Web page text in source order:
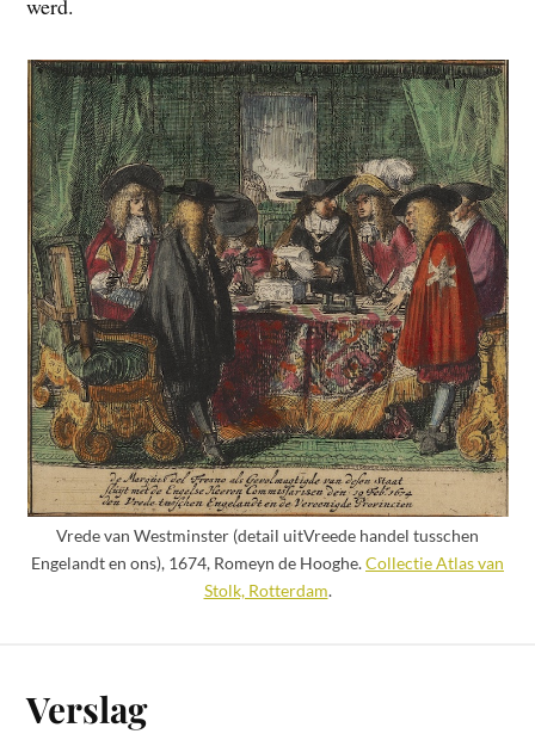
Vrede van Westminster (detail uitVreede handel tusschen
Engelandt en ons), 1674, Romeyn de Hooghe.Collectie Atlas van
Stolk, Rotterdam.
Verslag